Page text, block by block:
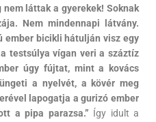
láttak a gyerekek! Soknak
Nem mindennapi látvány.
ember bicikli hátulján visz egy
testsúlya vígan veri a száztíz
úgy fújtat, mint a kovács
a nyelvét, a kövér meg
lapogatja a gurizó ember
a pipa parazsa.” Így idult a